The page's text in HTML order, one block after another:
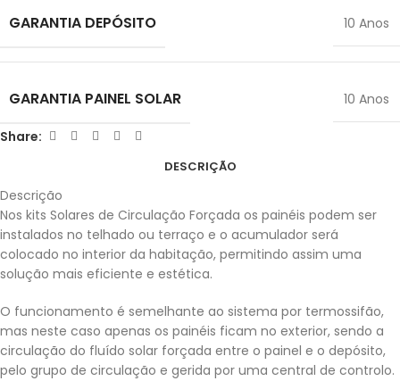
GARANTIA DEPÓSITO 10 Anos
GARANTIA PAINEL SOLAR 10 Anos
Share:
DESCRIÇÃO
Descrição
Nos kits Solares de Circulação Forçada os painéis podem ser
instalados no telhado ou terraço e o acumulador será
colocado no interior da habitação, permitindo assim uma
solução mais eficiente e estética.
O funcionamento é semelhante ao sistema por termossifão,
mas neste caso apenas os painéis ficam no exterior, sendo a
circulação do fluído solar forçada entre o painel e o depósito,
pelo grupo de circulação e gerida por uma central de controlo.